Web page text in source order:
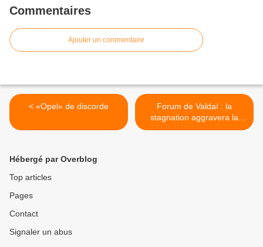
Commentaires
Ajouter un commentaire
< «Opel» de discorde
Forum de Valdaï : la
stagnation aggravera la
crise proche orientale
Hébergé par Overblog
Top articles
Pages
Contact
Signaler un abus